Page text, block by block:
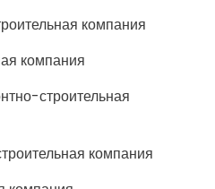
компания
компания
строительная
компания